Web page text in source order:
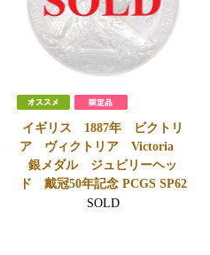
イギリス 1887年 ビクトリ
ア ヴィクトリア Victoria
銀メダル ジュビリーヘッ
ド 戴冠50年記念 PCGS SP62
SOLD